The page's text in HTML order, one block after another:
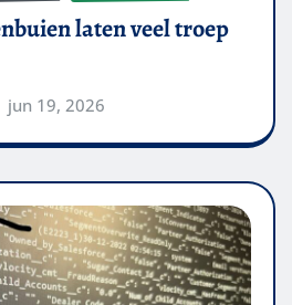
laten veel troep
jun 19, 2026